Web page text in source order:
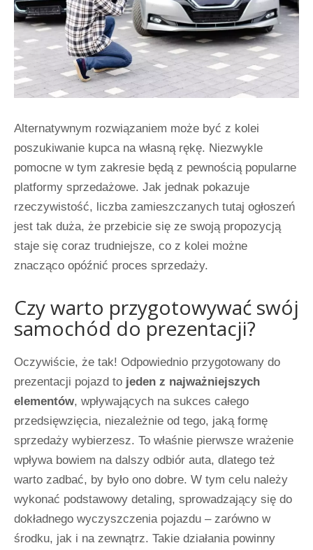
Alternatywnym rozwiązaniem może być z kolei
poszukiwanie kupca na własną rękę. Niezwykle
pomocne w tym zakresie będą z pewnością popularne
platformy sprzedażowe. Jak jednak pokazuje
rzeczywistość, liczba zamieszczanych tutaj ogłoszeń
jest tak duża, że przebicie się ze swoją propozycją
staje się coraz trudniejsze, co z kolei możne
znacząco opóźnić proces sprzedaży.
Czy warto przygotowywać swój
samochód do prezentacji?
Oczywiście, że tak! Odpowiednio przygotowany do
prezentacji pojazd to jeden z najważniejszych
elementów, wpływających na sukces całego
przedsięwzięcia, niezależnie od tego, jaką formę
sprzedaży wybierzesz. To właśnie pierwsze wrażenie
wpływa bowiem na dalszy odbiór auta, dlatego też
warto zadbać, by było ono dobre. W tym celu należy
wykonać podstawowy detaling, sprowadzający się do
dokładnego wyczyszczenia pojazdu – zarówno w
środku, jak i na zewnątrz. Takie działania powinny